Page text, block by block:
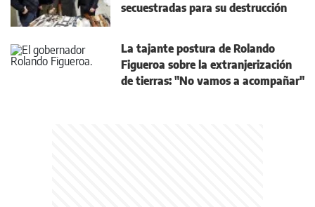
secuestradas para su destrucción
La tajante postura de Rolando
Figueroa sobre la extranjerización
de tierras: "No vamos a acompañar"